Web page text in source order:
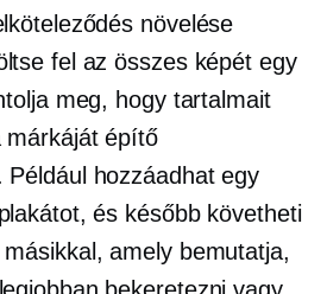
növelése
fel az összes képét egy
meg, hogy tartalmait
márkáját építő
Például hozzáadhat egy
és később követheti
amely bemutatja,